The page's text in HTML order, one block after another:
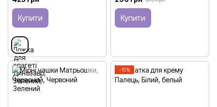
Купити Купити
−15%